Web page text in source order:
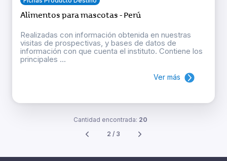
Alimentos para mascotas - Perú
Realizadas con información obtenida en nuestras
visitas de prospectivas, y bases de datos de
información con que cuenta el instituto. Contiene los
principales ...
Ver más
Cantidad encontrada: 20
2 / 3